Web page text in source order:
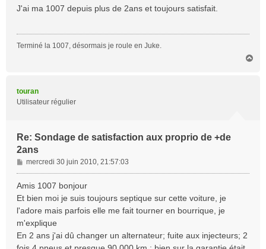
s
e
J'ai ma 1007 depuis plus de 2ans et toujours satisfait.
Terminé la 1007, désormais je roule en Juke.
touran
Utilisateur régulier
Re: Sondage de satisfaction aux proprio de +de
2ans
M
e
s
g
e
mercredi 30 juin 2010, 21:57:03
Amis 1007 bonjour
Et bien moi je suis toujours septique sur cette voiture, je
l'adore mais parfois elle me fait tourner en bourrique, je
m'explique
En 2 ans j'ai dû changer un alternateur; fuite aux injecteurs; 2